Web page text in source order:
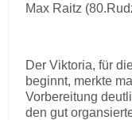
Max Raitz
Der Viktoria, für
beginnt, merkte
Vorbereitung
den gut